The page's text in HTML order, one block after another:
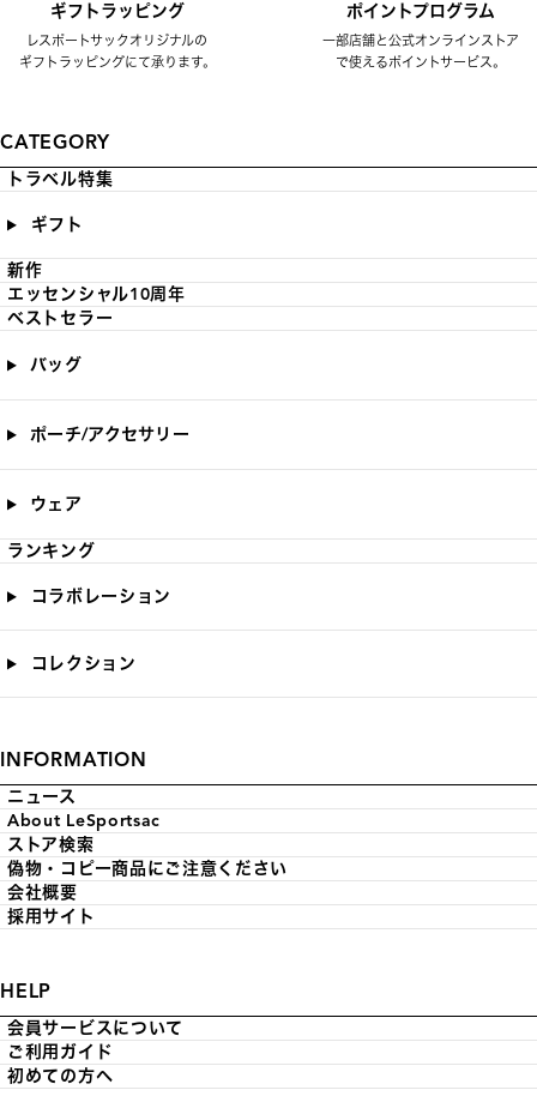
ギフトラッピング
レスポートサックオリジナルの
ギフトラッピングにて承ります。
ポイントプログラム
一部店舗と公式オンラインストア
で使えるポイントサービス。
CATEGORY
トラベル特集
ギフト
新作
エッセンシャル10周年
ベストセラー
バッグ
ポーチ/アクセサリー
ウェア
ランキング
コラボレーション
コレクション
INFORMATION
ニュース
About LeSportsac
ストア検索
偽物・コピー商品にご注意ください
会社概要
採用サイト
HELP
会員サービスについて
ご利用ガイド
初めての方へ